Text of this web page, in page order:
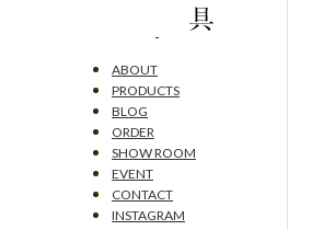
ABOUT
PRODUCTS
BLOG
ORDER
SHOW ROOM
EVENT
CONTACT
INSTAGRAM